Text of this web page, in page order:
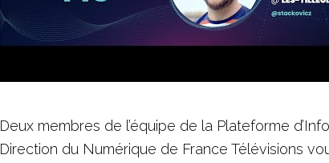
Deux membres de l’équipe de la Plateforme
Direction du Numérique de France Télévisions